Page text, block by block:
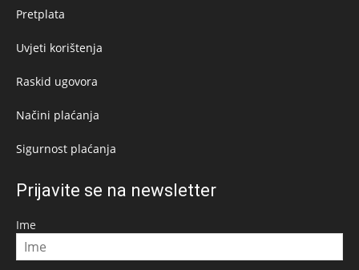
Pretplata
Uvjeti korištenja
Raskid ugovora
Načini plaćanja
Sigurnost plaćanja
Prijavite se na newsletter
Ime